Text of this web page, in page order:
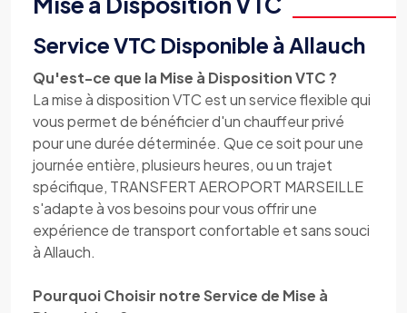
Service VTC Disponible à Allauch
Qu'est-ce que la Mise à Disposition VTC ?
La mise à disposition VTC est un service flexible qui
vous permet de bénéficier d'un chauffeur privé
pour une durée déterminée. Que ce soit pour une
journée entière, plusieurs heures, ou un trajet
spécifique, TRANSFERT AEROPORT MARSEILLE
s'adapte à vos besoins pour vous offrir une
expérience de transport confortable et sans souci
à Allauch.
Pourquoi Choisir notre Service de Mise à